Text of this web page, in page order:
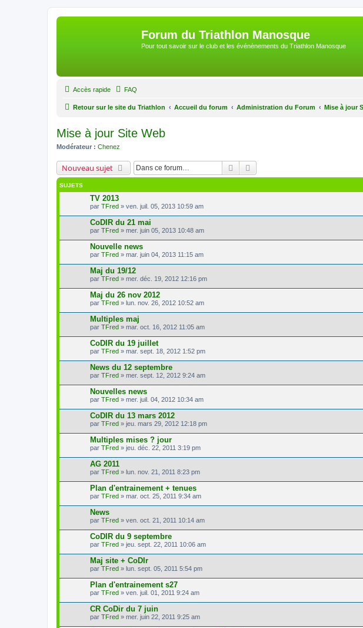
Forum du Triathlon Manosque
Pour tout savoir sur le club et les événènements du Triathlon Manosque
Accès rapide FAQ
Retour sur le site du Triathlon Accueil du forum Administration du Forum Mise à jour
Mise à jour Site Web
Modérateur : Chenez
Nouveau sujet Rechercher
SUJETS
TV 2013
par TFred » ven. juil. 05, 2013 10:59 am
CoDIR du 21 mai
par TFred » mer. juin 05, 2013 10:48 am
Nouvelle news
par TFred » mar. juin 04, 2013 11:15 am
Maj du 19/12
par TFred » mer. déc. 19, 2012 12:16 pm
Maj du 26 nov 2012
par TFred » lun. nov. 26, 2012 10:52 am
Multiples maj
par TFred » mar. oct. 16, 2012 11:05 am
CoDIR du 19 juillet
par TFred » mar. sept. 18, 2012 1:52 pm
News du 12 septembre
par TFred » mer. sept. 12, 2012 9:24 am
Nouvelles news
par TFred » mer. juil. 04, 2012 10:34 am
CoDIR du 13 mars 2012
par TFred » jeu. mars 29, 2012 12:18 pm
Multiples mises ? jour
par TFred » jeu. déc. 22, 2011 3:19 pm
AG 2011
par TFred » lun. nov. 21, 2011 8:23 pm
Plan d'entrainement + tenues
par TFred » mar. oct. 25, 2011 9:34 am
News
par TFred » ven. oct. 21, 2011 10:14 am
CoDIR du 9 septembre
par TFred » jeu. sept. 22, 2011 10:06 am
Maj site + CoDIr
par TFred » lun. sept. 05, 2011 5:54 pm
Plan d'entrainement s27
par TFred » ven. juil. 01, 2011 9:24 am
CR CoDir du 7 juin
par TFred » mer. juin 22, 2011 9:25 am